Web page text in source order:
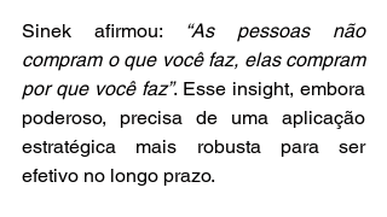
Sinek afirmou:
“As pessoas não
compram o que você faz, elas compram
por que você faz”. Esse insight, embora
poderoso, precisa de uma aplicação
estratégica mais robusta para ser
efetivo no longo prazo.